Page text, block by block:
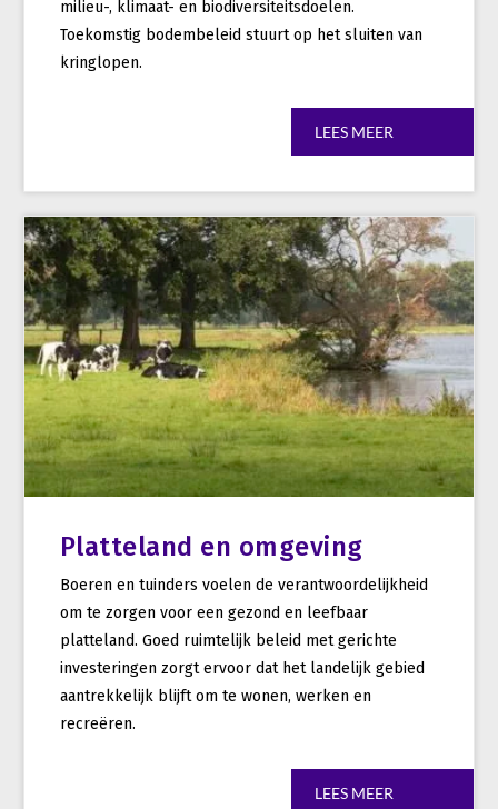
milieu-, klimaat- en biodiversiteitsdoelen.
Toekomstig bodembeleid stuurt op het sluiten van
kringlopen.
LEES MEER
Platteland en omgeving
Boeren en tuinders voelen de verantwoordelijkheid
om te zorgen voor een gezond en leefbaar
platteland. Goed ruimtelijk beleid met gerichte
investeringen zorgt ervoor dat het landelijk gebied
aantrekkelijk blijft om te wonen, werken en
recreëren.
LEES MEER